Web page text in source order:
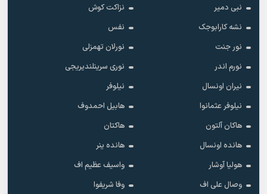
نبی دمیر
نزاکت کوش
نشه کارابوجک
نفس
نور جنت
نورلان تهمزلی
نورم اندر
نوری سرینلندیریجی
نیران اونسال
نیلوفر
نیلوفر عثمانوا
هابیل احمدوف
هاکان آلتون
هاکتان
هانده اونسال
هانده ینر
هولیا آوشار
واسیف عظیم اف
وصال علی اف
وفا شریفوا